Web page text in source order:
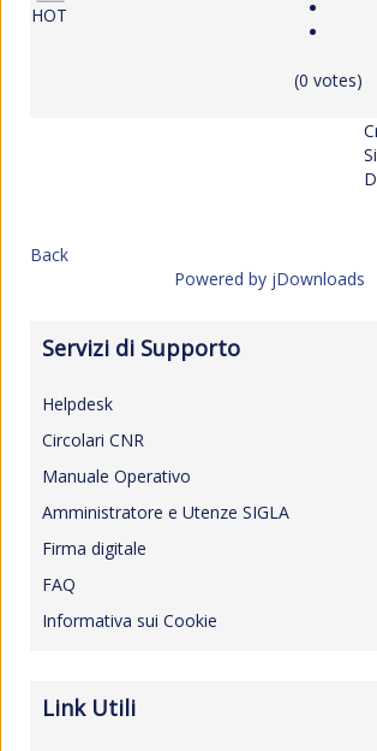
HOT
(0 votes)
Back
Powered by jDownloads
Servizi di Supporto
Helpdesk
Circolari CNR
Manuale Operativo
Amministratore e Utenze SIGLA
Firma digitale
FAQ
Informativa sui Cookie
Link Utili